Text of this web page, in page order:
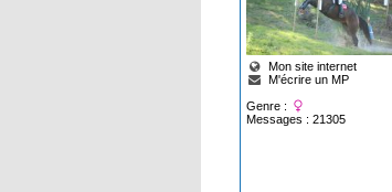
Mon site internet
M'écrire un MP
Genre :
Messages : 21305